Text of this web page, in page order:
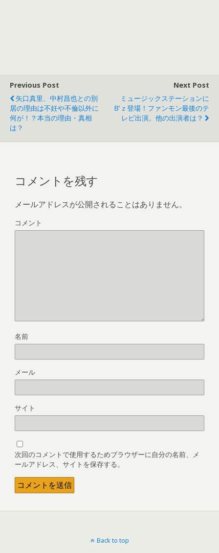
Previous Post
矢口真里、中村昌也との別
居の理由は不妊や不倫以外に
何が！？本当の理由・真相
は？
Next Post
ミュージックステーションに
B'ｚ登場！ファンモン最後のテ
レビ出演。他の出演者は？
コメントを残す
メールアドレスが公開されることはありません。
コメント
名前
メール
サイト
次回のコメントで使用するためブラウザーに自分の名前、メ
ールアドレス、サイトを保存する。
Back to top